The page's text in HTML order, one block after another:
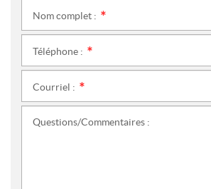
Nom complet :
Téléphone :
Courriel :
Questions/Commentaires :